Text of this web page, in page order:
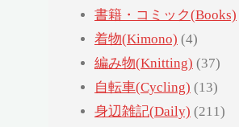
書籍・コミック(Books)
着物(Kimono) (4)
編み物(Knitting) (37)
自転車(Cycling) (13)
身辺雑記(Daily) (211)